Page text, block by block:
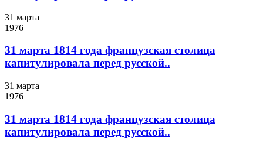
31 марта
1976
31 марта 1814 года французская столица
капитулировала перед русской..
31 марта
1976
31 марта 1814 года французская столица
капитулировала перед русской..